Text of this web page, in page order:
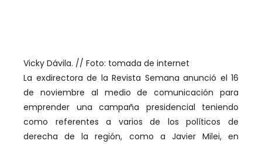
Vicky Dávila. // Foto: tomada de internet
La exdirectora de la Revista Semana anunció el 16
de noviembre al medio de comunicación para
emprender una campaña presidencial teniendo
como referentes a varios de los políticos de
derecha de la región, como a Javier Milei, en